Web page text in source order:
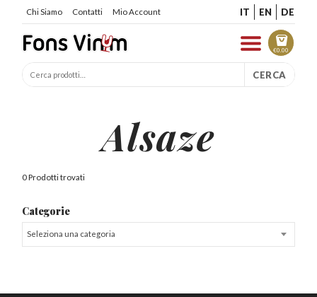
Chi Siamo Contatti Mio Account IT EN DE
€0.00
CERCA
Alsaze
0 Prodotti trovati
Categorie
Seleziona una categoria